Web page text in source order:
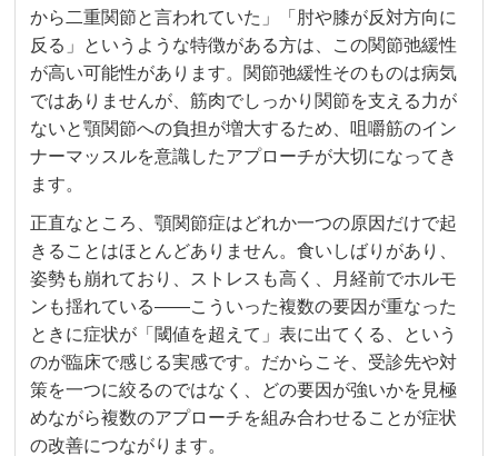
から二重関節と言われていた」「肘や膝が反対方向に
反る」というような特徴がある方は、この関節弛緩性
が高い可能性があります。関節弛緩性そのものは病気
ではありませんが、筋肉でしっかり関節を支える力が
ないと顎関節への負担が増大するため、咀嚼筋のイン
ナーマッスルを意識したアプローチが大切になってき
ます。
正直なところ、顎関節症はどれか一つの原因だけで起
きることはほとんどありません。食いしばりがあり、
姿勢も崩れており、ストレスも高く、月経前でホルモ
ンも揺れている——こういった複数の要因が重なった
ときに症状が「閾値を超えて」表に出てくる、という
のが臨床で感じる実感です。だからこそ、受診先や対
策を一つに絞るのではなく、どの要因が強いかを見極
めながら複数のアプローチを組み合わせることが症状
の改善につながります。